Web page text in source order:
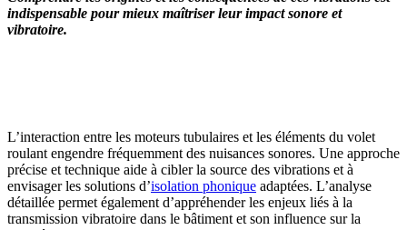
indispensable pour mieux maîtriser leur impact sonore et
vibratoire.
L’interaction entre les moteurs tubulaires et les éléments du volet
roulant engendre fréquemment des nuisances sonores. Une approche
précise et technique aide à cibler la source des vibrations et à
envisager les solutions d’isolation phonique adaptées. L’analyse
détaillée permet également d’appréhender les enjeux liés à la
transmission vibratoire dans le bâtiment et son influence sur la